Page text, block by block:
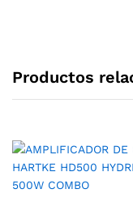
Productos